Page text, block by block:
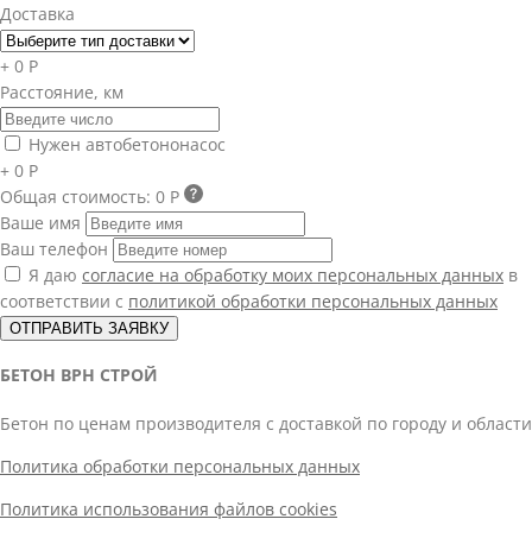
Доставка
+ 0 Р
Расстояние, км
Нужен автобетононасос
+ 0 Р
Общая стоимость: 0 Р
Ваше имя
Ваш телефон
Я даю согласие на обработку моих персональных данных в
соответствии с политикой обработки персональных данных
ОТПРАВИТЬ ЗАЯВКУ
БЕТОН ВРН СТРОЙ
Бетон по ценам производителя с доставкой по городу и области
Политика обработки персональных данных
Политика использования файлов cookies